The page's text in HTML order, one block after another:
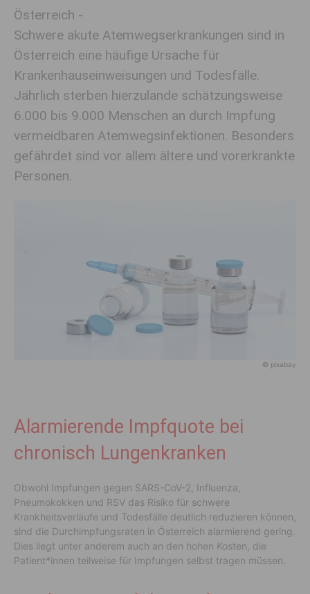
Österreich -
Schwere akute Atemwegserkrankungen sind in
Österreich eine häufige Ursache für
Krankenhauseinweisungen und Todesfälle.
Jährlich sterben hierzulande schätzungsweise
6.000 bis 9.000 Menschen an durch Impfung
vermeidbaren Atemwegsinfektionen. Besonders
gefährdet sind vor allem ältere und vorerkrankte
Personen.
© pixabay
Alarmierende Impfquote bei
chronisch Lungenkranken
Obwohl Impfungen gegen SARS-CoV-2, Influenza,
Pneumokokken und RSV das Risiko für schwere
Krankheitsverläufe und Todesfälle deutlich reduzieren können,
sind die Durchimpfungsraten in Österreich alarmierend gering.
Dies liegt unter anderem auch an den hohen Kosten, die
Patient*innen teilweise für Impfungen selbst tragen müssen.